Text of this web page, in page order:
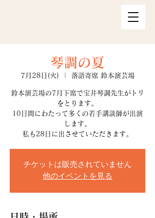
琴調の夏
7月28日(火) 落語寄席 鈴本演芸場
鈴本演芸場の7月下席で宝井琴調先生がトリ
をとります。
10日間にわたって多くの若手講談師が出演
します。
私も28日に出させていただきます。
チケットは販売されていません
他のイベントを見る